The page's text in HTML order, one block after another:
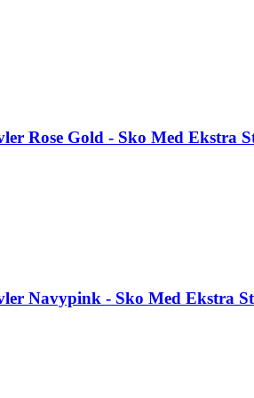
Rose Gold - Sko Med Ekstra
Navypink - Sko Med Ekstra